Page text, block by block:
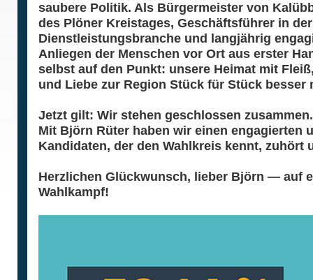
saubere Politik. Als Bürgermeister von
des Plöner Kreistages, Geschäftsführer in
Dienstleistungsbranche und langjährig
Anliegen der Menschen vor Ort aus erster
selbst auf den Punkt: unsere Heimat mit
und Liebe zur Region Stück für Stück besser
Jetzt gilt: Wir stehen geschlossen zusammen.
Mit Björn Rüter haben wir einen engagierten
Kandidaten, der den Wahlkreis kennt, zuhört
Herzlichen Glückwunsch, lieber Björn — auf
Wahlkampf!